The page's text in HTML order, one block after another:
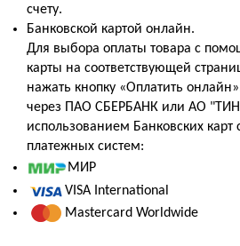
счету.
Банковской картой онлайн.
Для выбора оплаты товара с
карты на соответствующей
нажать кнопку «Оплатить
через ПАО СБЕРБАНК или АО
использованием Банковских
платежных систем:
МИР
VISA International
Mastercard Worldwide